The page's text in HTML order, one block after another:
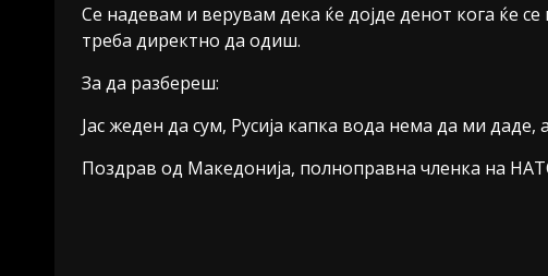
Се надевам и верувам дека ќе дојде денот кога ќе
треба директно да одиш.
За да разбереш:
Јас жеден да сум, Русија капка вода нема да ми
Поздрав од Македонија, полноправна членка на